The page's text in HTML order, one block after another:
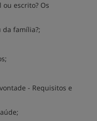
escrito? Os
da família?;
- Requisitos e